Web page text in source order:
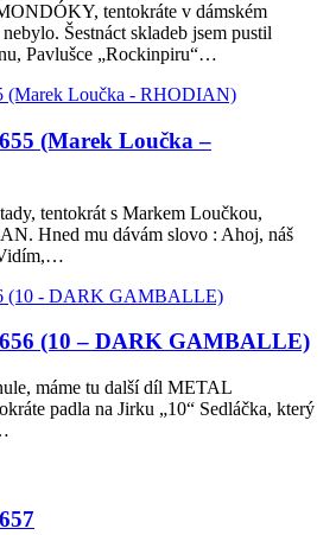
tentokráte v dámském
Šestnáct skladeb jsem pustil
Pavlušce „Rockinpiru“…
(Marek Loučka –
tentokrát s Markem Loučkou,
Hned mu dávám slovo : Ahoj, náš
(10 – DARK GAMBALLE)
máme tu další díl METAL
padla na Jirku „10“ Sedláčka, který